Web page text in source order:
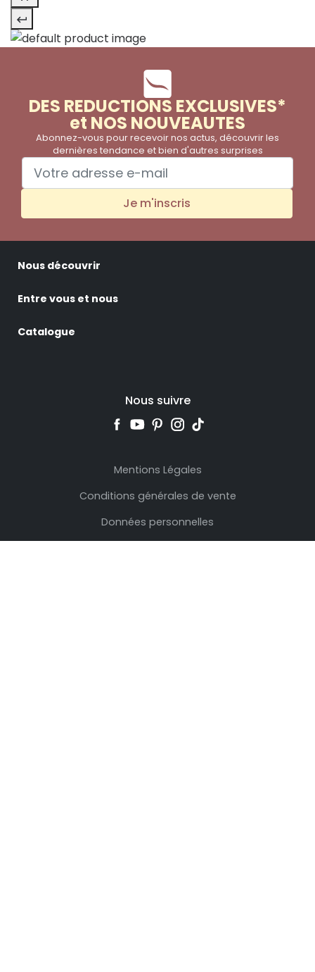
DES REDUCTIONS EXCLUSIVES*
et NOS NOUVEAUTES
Abonnez-vous pour recevoir nos actus, découvrir les
dernières tendance et bien d'autres surprises
Je m'inscris
Nous découvrir
Entre vous et nous
Catalogue
Nous suivre
Mentions Légales
Conditions générales de vente
Données personnelles